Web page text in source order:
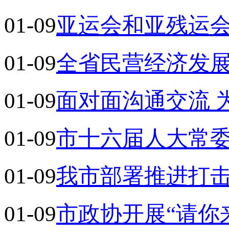
01-09亚运会和亚残运
01-09全省民营经济发
01-09面对面沟通交流
01-09市十六届人大常
01-09我市部署推进打
01-09市政协开展“请你